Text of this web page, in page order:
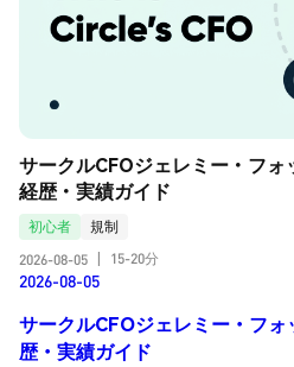
サークルCFOジェレミー・フォ
経歴・実績ガイド
初心者
規制
2026-08-05
15-20分
2026-08-05
サークルCFOジェレミー・フ
歴・実績ガイド